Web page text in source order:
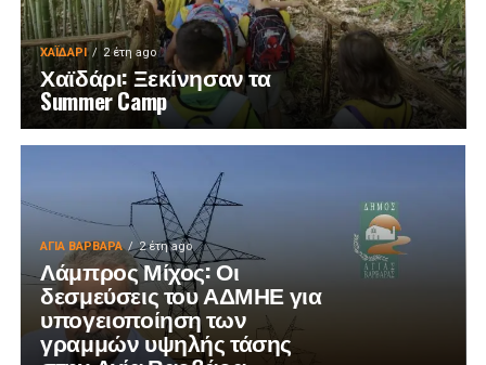
ΧΑΪΔΑΡΙ 2 έτη ago
Χαϊδάρι: Ξεκίνησαν τα
Summer Camp
ΑΓΙΑ ΒΑΡΒΑΡΑ 2 έτη ago
Λάμπρος Μίχος: Οι
δεσμεύσεις του ΑΔΜΗΕ για
υπογειοποίηση των
γραμμών υψηλής τάσης